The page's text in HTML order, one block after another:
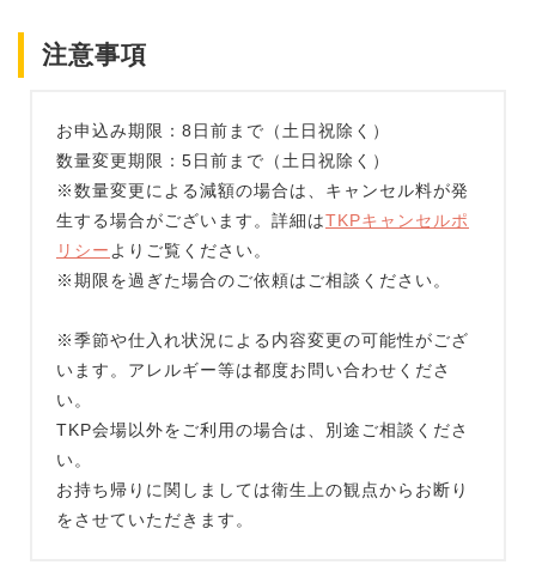
注意事項
お申込み期限：8日前まで（土日祝除く）
数量変更期限：5日前まで（土日祝除く）
※数量変更による減額の場合は、キャンセル料が発
生する場合がございます。詳細はTKPキャンセルポ
リシー よりご覧ください。
※期限を過ぎた場合のご依頼はご相談ください。
※季節や仕入れ状況による内容変更の可能性がござ
います。アレルギー等は都度お問い合わせくださ
い。
TKP会場以外をご利用の場合は、別途ご相談くださ
い。
お持ち帰りに関しましては衛生上の観点からお断り
をさせていただきます。